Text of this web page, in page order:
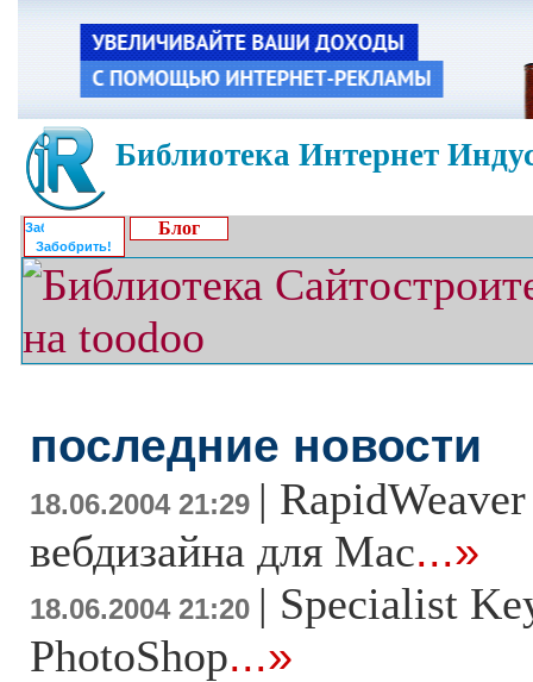
Библиотека Интернет
Забобрить!
Блог
последние новости
18.06.2004 21:29 |
вебдизайна для Mac...»
18.06.2004 21:20 | Specialist
PhotoShop...»